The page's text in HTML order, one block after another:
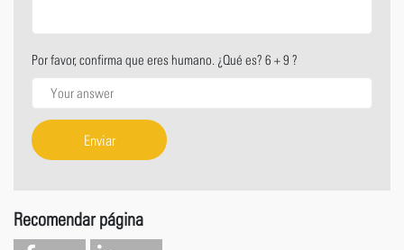
Por favor, confirma que eres humano. ¿Qué es? 6 + 9 ?
Enviar
Recomendar página